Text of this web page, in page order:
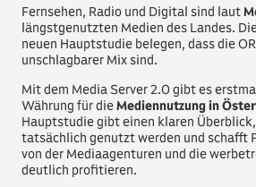
Fernsehen, Radio und Digital sind laut
längstgenutzten Medien des Landes.
neuen Hauptstudie belegen, dass die
unschlagbarer Mix sind.
Mit dem Media Server 2.0 gibt es
Währung für dieMediennutzung in
Hauptstudie gibt einen klaren
tatsächlich genutzt werden und schafft
von der Mediaagenturen und die
deutlich profitieren.